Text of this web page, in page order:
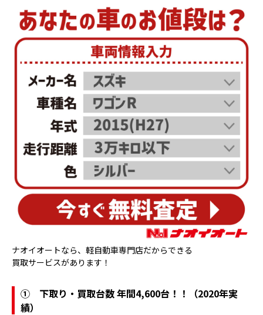
ナオイオートなら、軽自動車専門店だからできる
買取サービスがあります！
① 下取り・買取台数 年間4,600台！！（2020年実
績）